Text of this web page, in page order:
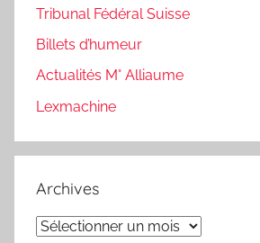
Tribunal Fédéral Suisse
Billets d’humeur
Actualités M° Alliaume
Lexmachine
Archives
Archives